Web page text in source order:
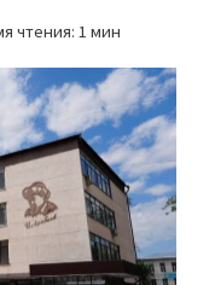
чтения: 1 мин